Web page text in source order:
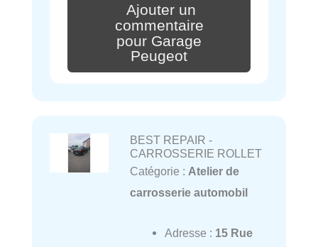
Ajouter un
commentaire
pour Garage
Peugeot
BEST REPAIR -
CARROSSERIE ROLLET
Catégorie : Atelier de
carrosserie automobil
Adresse : 15 Rue